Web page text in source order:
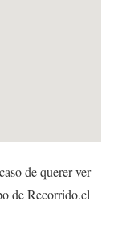
de querer ver
de Recorrido.cl